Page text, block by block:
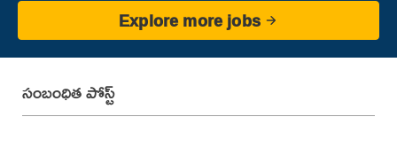
Explore more jobs
సంబంధిత పోస్ట్